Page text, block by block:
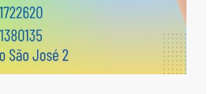
DA ASTRAZENECA FORAM APLICADAS NO
AMAZONAS
19, JÁ ULTRAPASSA NO AMAZONAS E